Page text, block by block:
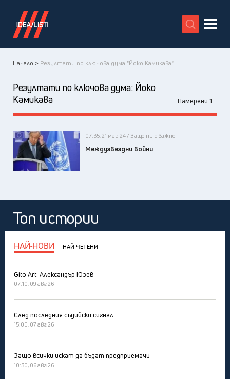
X
Начало > Резултати по ключова дума "Йоко Камикава"
Резултати по ключова дума: Йоко
Камикава
Намерени 1
07:35, 21 мар 24 / Защо ни е важно
Междузвездни войни
Топ истории
НАЙ-НОВИ НАЙ-ЧЕТЕНИ
Gito Art: Александър Юзев
07:10, 09 авг 26
След последния съдийски сигнал
15:00, 07 авг 26
Защо всички искат да бъдат предприемачи
10:30, 06 авг 26